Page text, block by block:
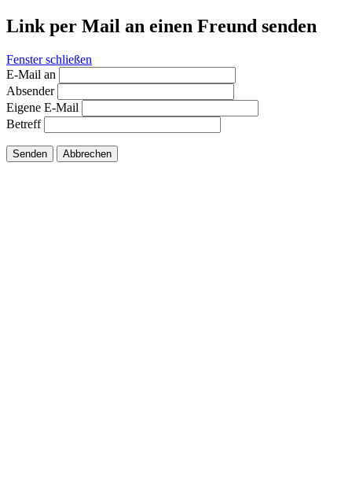
Link per Mail an einen Freund senden
Fenster schließen
E-Mail an
Absender
Eigene E-Mail
Betreff
Senden Abbrechen